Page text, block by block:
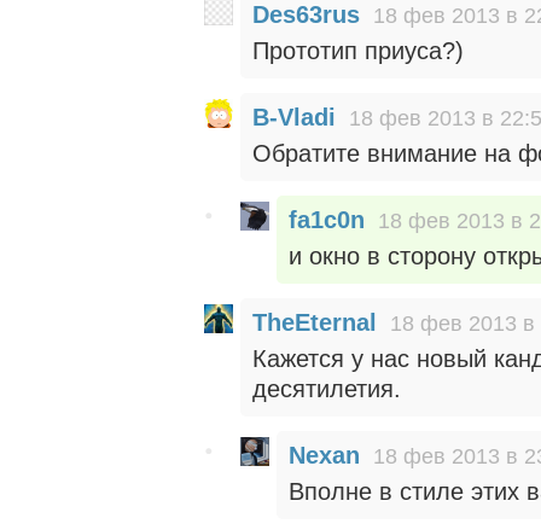
Des63rus 18 фев 2013 в
Прототип приуса?)
B-Vladi 18 фев 2013 в
Обратите внимание на
fa1c0n 18 фев 2013 в
и окно в сторону
TheEternal 18 фев 2013 в
Кажется у нас новый
десятилетия.
Nexan 18 фев 2013 в
Вполне в стиле этих